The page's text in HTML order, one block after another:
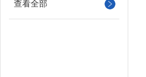
查看全部